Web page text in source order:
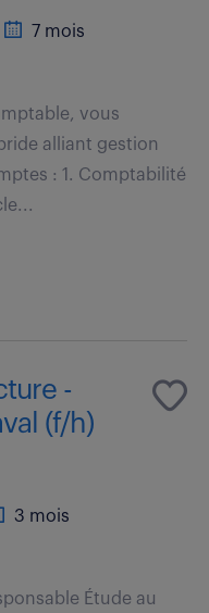
7 mois
vous
alliant gestion
: 1. Comptabilité
-
(f/h)
3 mois
Étude au